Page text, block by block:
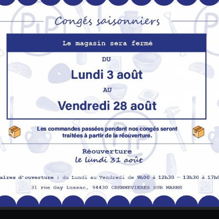
Nos produits
Promotions
Nouveaux produits
Meilleures ventes